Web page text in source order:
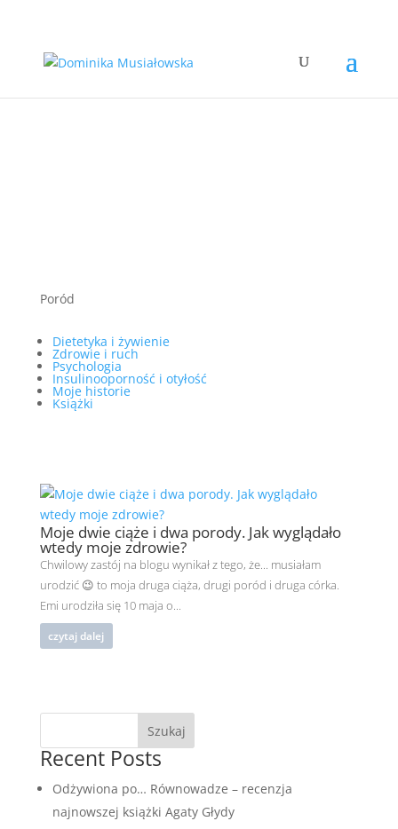
Poród
Dietetyka i żywienie
Zdrowie i ruch
Psychologia
Insulinooporność i otyłość
Moje historie
Książki
Moje dwie ciąże i dwa porody. Jak wyglądało
wtedy moje zdrowie?
Chwilowy zastój na blogu wynikał z tego, że... musiałam
urodzić 😉 to moja druga ciąża, drugi poród i druga córka.
Emi urodziła się 10 maja o...
czytaj dalej
Szukaj
Recent Posts
Odżywiona po… Równowadze – recenzja
najnowszej książki Agaty Głydy